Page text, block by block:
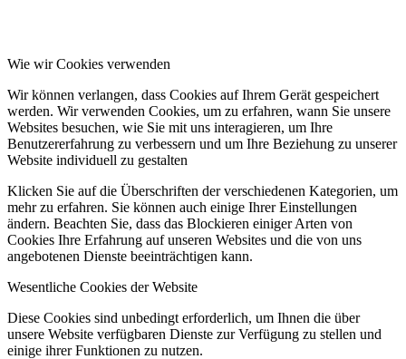
Wie wir Cookies verwenden
Wir können verlangen, dass Cookies auf Ihrem Gerät gespeichert
werden. Wir verwenden Cookies, um zu erfahren, wann Sie unsere
Websites besuchen, wie Sie mit uns interagieren, um Ihre
Benutzererfahrung zu verbessern und um Ihre Beziehung zu unserer
Website individuell zu gestalten
Klicken Sie auf die Überschriften der verschiedenen Kategorien, um
mehr zu erfahren. Sie können auch einige Ihrer Einstellungen
ändern. Beachten Sie, dass das Blockieren einiger Arten von
Cookies Ihre Erfahrung auf unseren Websites und die von uns
angebotenen Dienste beeinträchtigen kann.
Wesentliche Cookies der Website
Diese Cookies sind unbedingt erforderlich, um Ihnen die über
unsere Website verfügbaren Dienste zur Verfügung zu stellen und
einige ihrer Funktionen zu nutzen.